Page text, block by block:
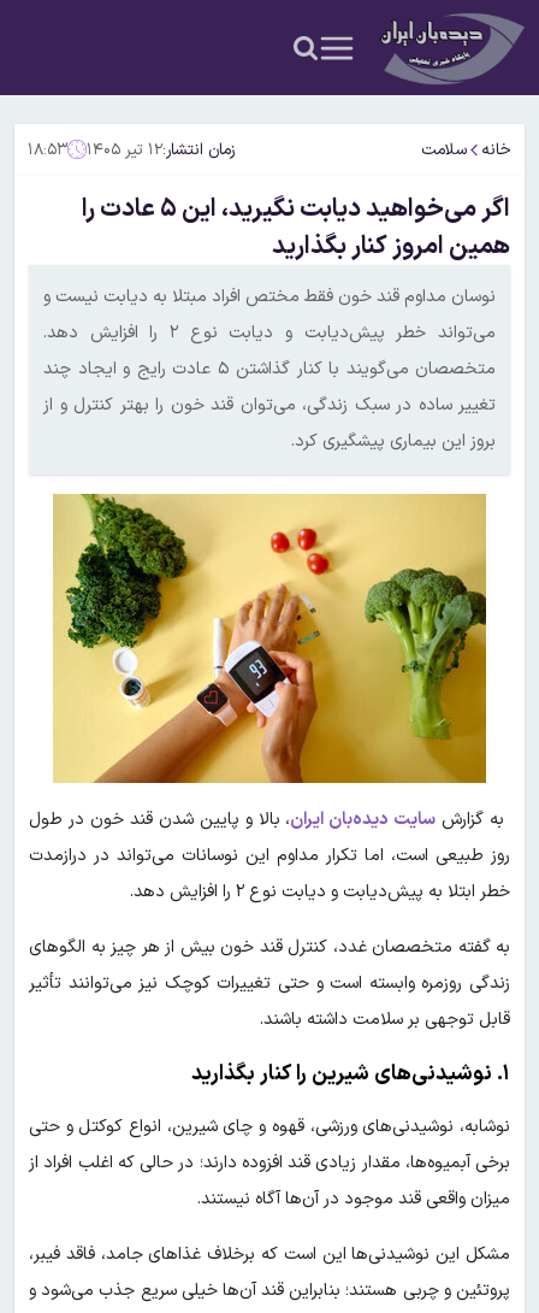
خانه سلامت زمان انتشار:۱۲ تیر ۱۴۰۵ ۱۸:۵۳
اگر می‌خواهید دیابت نگیرید، این ۵ عادت را
همین امروز کنار بگذارید
نوسان مداوم قند خون فقط مختص افراد مبتلا به دیابت نیست و
می‌تواند خطر پیش‌دیابت و دیابت نوع ۲ را افزایش دهد.
متخصصان می‌گویند با کنار گذاشتن ۵ عادت رایج و ایجاد چند
تغییر ساده در سبک زندگی، می‌توان قند خون را بهتر کنترل و از
بروز این بیماری پیشگیری کرد.
به گزارش سایت دیده‌بان ایران، بالا و پایین شدن قند خون در طول
روز طبیعی است، اما تکرار مداوم این نوسانات می‌تواند در درازمدت
خطر ابتلا به پیش‌دیابت و دیابت نوع ۲ را افزایش دهد.
به گفته متخصصان غدد، کنترل قند خون بیش از هر چیز به الگوهای
زندگی روزمره وابسته است و حتی تغییرات کوچک نیز می‌توانند تأثیر
قابل توجهی بر سلامت داشته باشند.
۱. نوشیدنی‌های شیرین را کنار بگذارید
نوشابه، نوشیدنی‌های ورزشی، قهوه و چای شیرین، انواع کوکتل و حتی
برخی آبمیوه‌ها، مقدار زیادی قند افزوده دارند؛ در حالی که اغلب افراد از
میزان واقعی قند موجود در آن‌ها آگاه نیستند.
مشکل این نوشیدنی‌ها این است که برخلاف غذاهای جامد، فاقد فیبر،
پروتئین و چربی هستند؛ بنابراین قند آن‌ها خیلی سریع جذب می‌شود و